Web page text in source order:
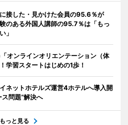
接した・見かけた会員の95.6％が
のある外国人講師の95.7％は「もっ
」
オンラインオリエンテーション（体
学習スタートはじめの1歩！
ネットホテルズ運営4ホテルへ導入開
問題”解決へ
もっと見る